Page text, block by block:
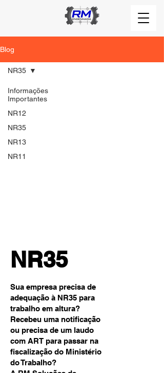
Blog
Informações
Importantes
NR12
NR35
NR13
NR11
NR35
NR35
Sua empresa precisa de
adequação à NR35 para
trabalho em altura?
Recebeu uma notificação
ou precisa de um laudo
com ART para passar na
fiscalização do Ministério
do Trabalho?